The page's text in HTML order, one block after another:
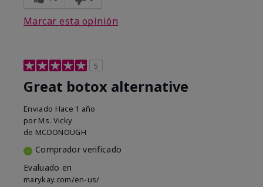
Marcar esta opinión
5
Great botox alternative
Enviado Hace 1 año
por Ms. Vicky
de MCDONOUGH
Comprador verificado
Evaluado en
marykay.com/en-us/